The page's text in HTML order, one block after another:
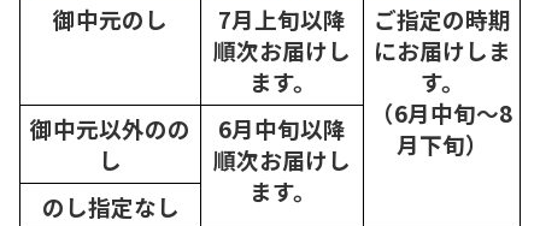
御中元のし
7月上旬以降
順次お届けし
ます。
ご指定の時期
にお届けしま
す。
（6月中旬～8
月下旬）
御中元以外のの
し
6月中旬以降
順次お届けし
ます。
のし指定なし